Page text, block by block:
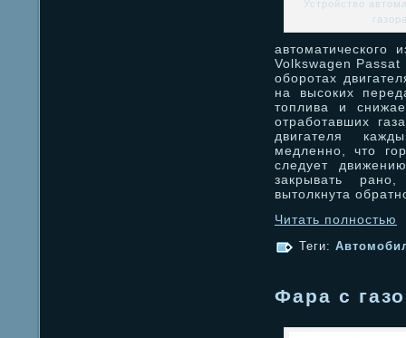
Устройство
автоматического
Volkswagen Passat
оборотах
на высоких
топлива и
отработавших
двигателя
медленно, что
следует
закрывать
вытолкнута
Читать полностью
Теги:
Фара с